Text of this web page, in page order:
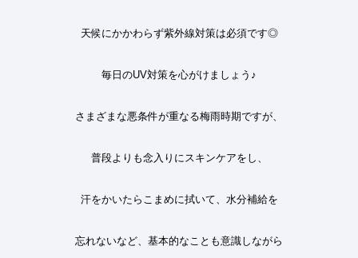
天候にかかわらず紫外線対策は必須です◎
毎日のUV対策を心がけましょう ♪
さまざまな悪条件が重なる梅雨時期ですが、
普段よりも念入りにスキンケアをし、
汗をかいたらこまめに拭いて、水分補給を
忘れないなど、基本的なことも意識しながら